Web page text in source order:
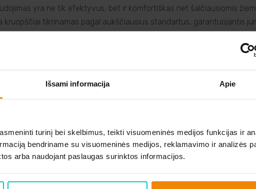
Išsami informacija Apie
turinį bei skelbimus, teikti visuomeninės medijos funkcijas ir
bendriname su visuomeninės medijos, reklamavimo ir analizės
arba naudojant paslaugas surinktos informacijos.
yra ne tik efektyvus, bet ir komfortiškas net šalčiausiomis
tikrinamas pagal aukščiausius standartus, garantuojantis
VALYTUVAS
SQ
BENZININIS SNIEGO VALYTUVAS
HECHT 9534 SQ